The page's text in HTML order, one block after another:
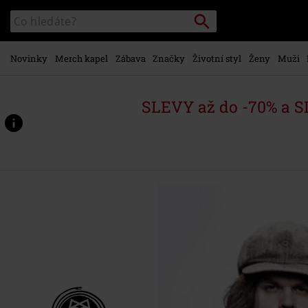
hlavnímu
obsahu
Katalog
vyhledávání
Vyhledávání
Novinky Merch kapel Zábava Značky Životní styl Ženy Muži
SLEVY až do -70% a